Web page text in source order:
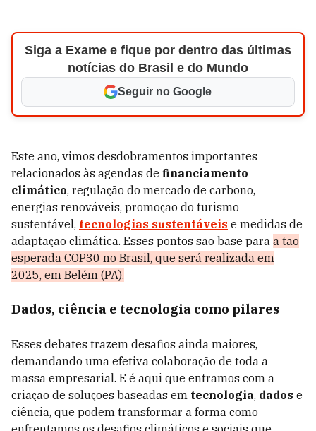
Siga a Exame e fique por dentro das últimas
notícias do Brasil e do Mundo
Seguir no Google
Este ano, vimos desdobramentos importantes
relacionados às agendas de financiamento
climático, regulação do mercado de carbono,
energias renováveis, promoção do turismo
sustentável, tecnologias sustentáveis e medidas de
adaptação climática. Esses pontos são base para a tão
esperada COP30 no Brasil, que será realizada em
2025, em Belém (PA).
Dados, ciência e tecnologia como pilares
Esses debates trazem desafios ainda maiores,
demandando uma efetiva colaboração de toda a
massa empresarial. E é aqui que entramos com a
criação de soluções baseadas em tecnologia, dados e
ciência, que podem transformar a forma como